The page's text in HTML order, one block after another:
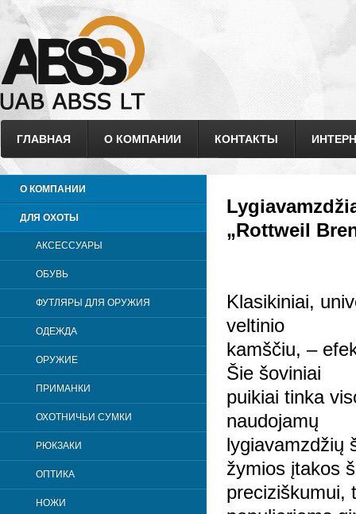
ГЛАВНАЯ О КОМПАНИИ КОНТАКТЫ
О КОМПАНИИ
ДЛЯ ОХОТЫ
АКСЕССУАРЫ
ОБУВЬ
ФУТЛЯРЫ ДЛЯ ОРУЖИЯ
ОДЕЖДА
ОРУЖИЕ
ПРИМАНКИ
ОХОТНИЧЬИ СУМКИ
РЮКЗАКИ
OПТИКА
НОЖИ
„Rottweil
Klasikiniai,
veltinio
kamščiu, –
Šie šoviniai
puikiai tinka
naudojamų
lygiavamzdžių
žymios įtakos
preciziškumui,